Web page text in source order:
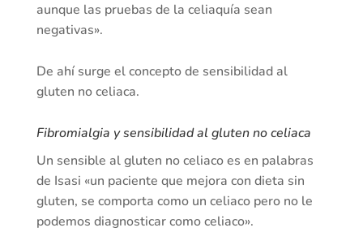
aunque las pruebas de la celiaquía sean
negativas».
De ahí surge el concepto de sensibilidad al
gluten no celiaca.
Fibromialgia y sensibilidad al gluten no celiaca
Un sensible al gluten no celiaco es en palabras
de Isasi «un paciente que mejora con dieta sin
gluten, se comporta como un celiaco pero no le
podemos diagnosticar como celiaco».